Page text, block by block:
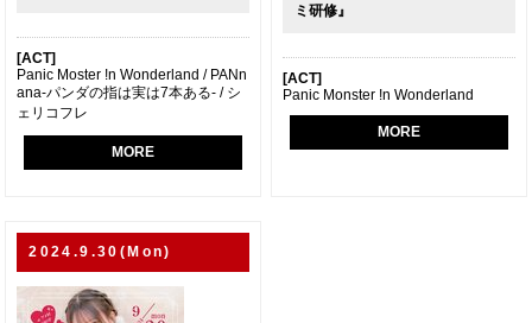
[ACT]
Panic Moster !n Wonderland / PANn
ana-パンダの指は実は7本ある- / シ
ェリコフレ
MORE
ミ研修』
[ACT]
Panic Monster !n Wonderland
MORE
2024.9.30(Mon)